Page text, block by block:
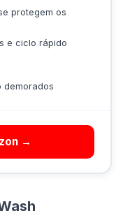
protegem os
e ciclo rápido
demorados
→